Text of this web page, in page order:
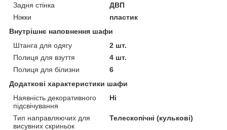
Задня стінка
ДВП
Ніжки
пластик
Внутрішнє наповнення шафи
Штанга для одягу
2 шт.
Полиця для взуття
4 шт.
Полиця для білизни
6
Додаткові характеристики шафи
Наявність декоративного
підсвічування
Ні
Тип направляючих для
висувних скриньок
Телескопічні (кулькові)